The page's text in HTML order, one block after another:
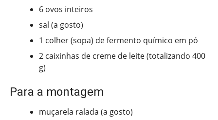
6 ovos inteiros
sal (a gosto)
1 colher (sopa) de fermento químico em pó
2 caixinhas de creme de leite (totalizando 400
g)
Para a montagem
muçarela ralada (a gosto)